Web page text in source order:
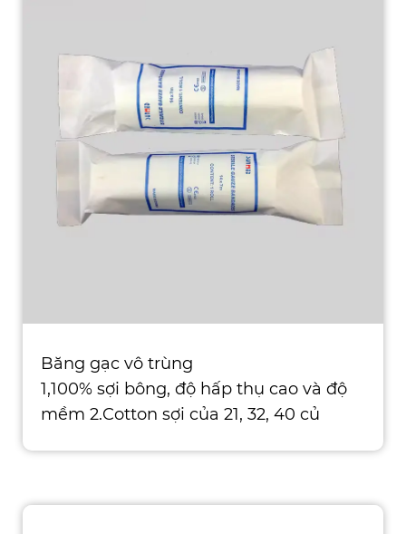
Băng gạc vô trùng
1,100% sợi bông, độ hấp thụ cao và độ
mềm 2.Cotton sợi của 21, 32, 40 củ